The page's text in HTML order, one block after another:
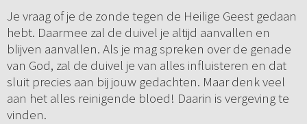
Je vraag of je de zonde tegen de Heilige Geest gedaan
hebt. Daarmee zal de duivel je altijd aanvallen en
blijven aanvallen. Als je mag spreken over de genade
van God, zal de duivel je van alles influisteren en dat
sluit precies aan bij jouw gedachten. Maar denk veel
aan het alles reinigende bloed! Daarin is vergeving te
vinden.